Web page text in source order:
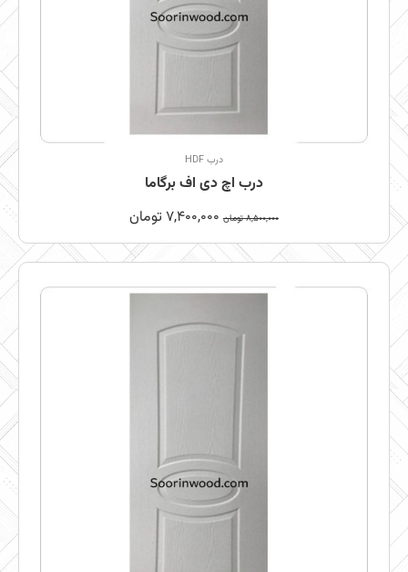
درب HDF
درب اچ دی اف برگاما
8,500,000 تومان 7,400,000 تومان